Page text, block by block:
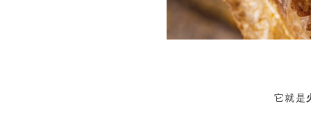
它就是